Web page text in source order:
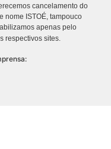
cancelamento do
nome ISTOÉ, tampouco
apenas pelo
respectivos sites.